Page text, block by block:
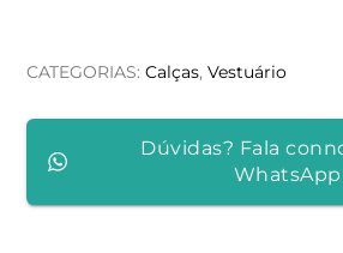
CATEGORIAS:Calças,Vestuário
Dúvidas? Fala
WhatsApp